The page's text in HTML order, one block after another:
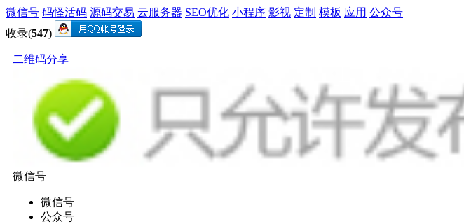
微信号 码怪活码 源码交易 云服务器 SEO优化 小程序 影视 定制 模板 应用 公众号
收录(547)
二维码分享
微信号
微信号
公众号